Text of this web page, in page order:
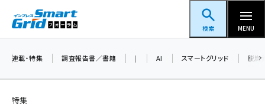
ン
スマートグリッドフォーラム
検索 MENU
連載・特集 調査報告書／書籍 | AI スマートグリッド 脱炭
特集